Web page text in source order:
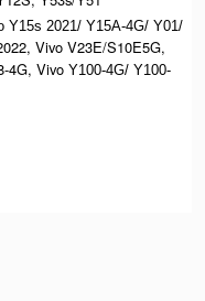
Y15s 2021/ Y15A-4G/ Y01/
Vivo V23E/S10E5G,
4G, Vivo Y100-4G/ Y100-